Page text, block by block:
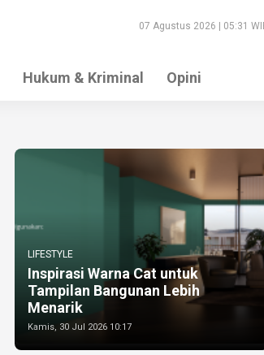
07 Agustus 2026 | 05:31
Hukum & Kriminal Opini
LIFESTYLE
Inspirasi Warna Cat untuk
Tampilan Bangunan Lebih
Menarik
Kamis, 30 Jul 2026 10:17